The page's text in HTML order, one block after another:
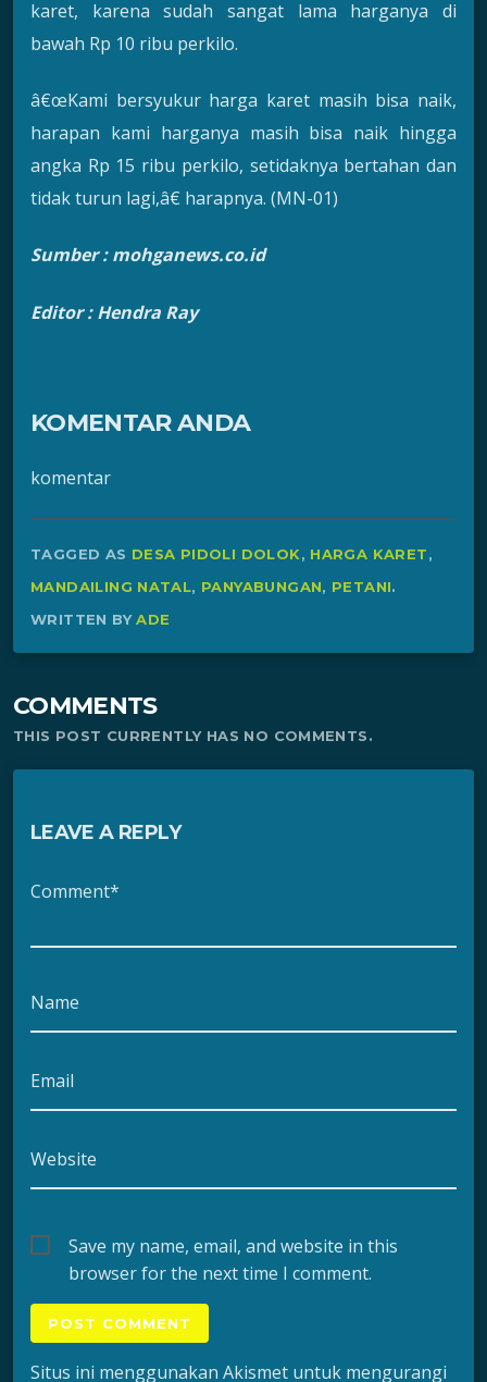
karet, karena sudah sangat lama harganya di
bawah Rp 10 ribu perkilo.
â€œKami bersyukur harga karet masih bisa naik,
harapan kami harganya masih bisa naik hingga
angka Rp 15 ribu perkilo, setidaknya bertahan dan
tidak turun lagi,â€ harapnya. (MN-01)
Sumber : mohganews.co.id
Editor : Hendra Ray
KOMENTAR ANDA
komentar
TAGGED AS DESA PIDOLI DOLOK, HARGA KARET,
MANDAILING NATAL, PANYABUNGAN, PETANI.
WRITTEN BYADE
COMMENTS
THIS POST CURRENTLY HAS NO COMMENTS.
LEAVE A REPLY
Comment*
Name
Email
Website
Save my name, email, and website in this
browser for the next time I comment.
Situs ini menggunakan Akismet untuk mengurangi